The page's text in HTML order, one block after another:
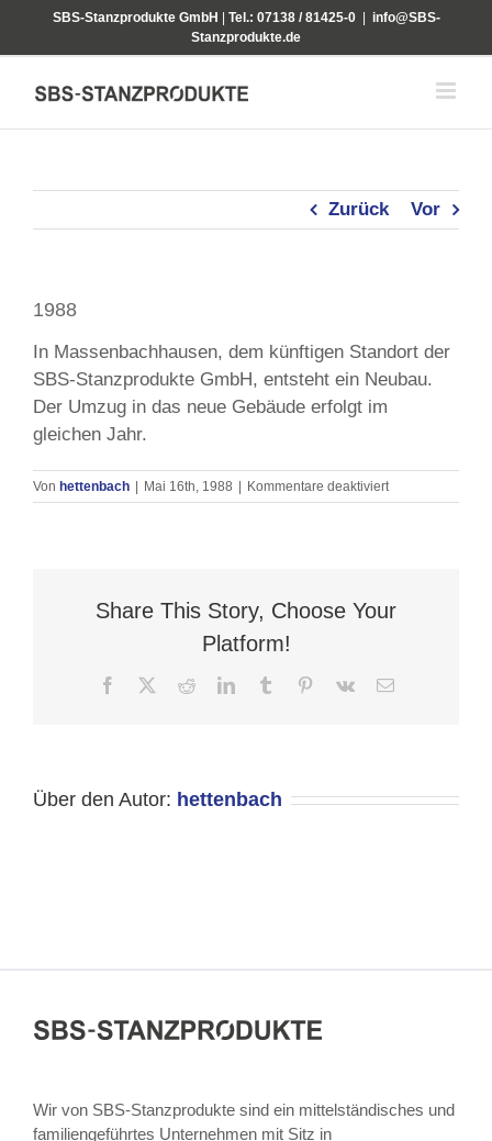
SBS-Stanzprodukte GmbH Tel.: 07138 / 81425-0
info@SBS-
Stanzprodukte.de
Zurück Vor
1988
In Massenbachhausen, dem künftigen Standort der
SBS-Stanzprodukte GmbH, entsteht ein Neubau.
Der Umzug in das neue Gebäude erfolgt im
gleichen Jahr.
Von hettenbach Mai 16th, 1988 Kommentare deaktiviertfür
1988
Share This Story, Choose Your
Platform!
Facebook RedditLinkedInTumblr Pinterest
Vk
E-
Über den Autor: hettenbach
Wir von SBS-Stanzprodukte sind ein mittelständisches und
familiengeführtes Unternehmen mit Sitz in